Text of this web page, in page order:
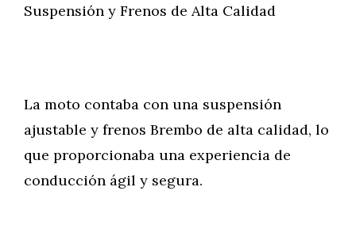
Suspensión y Frenos de Alta Calidad
La moto contaba con una suspensión
ajustable y frenos Brembo de alta calidad, lo
que proporcionaba una experiencia de
conducción ágil y segura.